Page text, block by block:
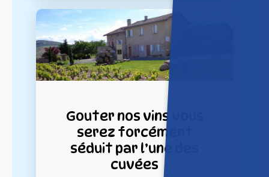
Gouter nos vins vous
serez forcément
séduit par l’une des
cuvées